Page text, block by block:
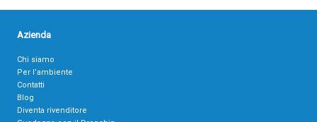
Azienda
Chi siamo
Per l’ambiente
Contatti
Blog
Diventa rivenditore